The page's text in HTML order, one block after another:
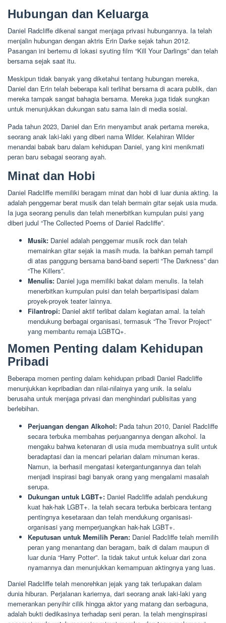
Hubungan dan Keluarga
Daniel Radcliffe dikenal sangat menjaga privasi hubungannya. Ia telah
menjalin hubungan dengan aktris Erin Darke sejak tahun 2012.
Pasangan ini bertemu di lokasi syuting film “Kill Your Darlings” dan telah
bersama sejak saat itu.
Meskipun tidak banyak yang diketahui tentang hubungan mereka,
Daniel dan Erin telah beberapa kali terlihat bersama di acara publik, dan
mereka tampak sangat bahagia bersama. Mereka juga tidak sungkan
untuk menunjukkan dukungan satu sama lain di media sosial.
Pada tahun 2023, Daniel dan Erin menyambut anak pertama mereka,
seorang anak laki-laki yang diberi nama Wilder. Kelahiran Wilder
menandai babak baru dalam kehidupan Daniel, yang kini menikmati
peran baru sebagai seorang ayah.
Minat dan Hobi
Daniel Radcliffe memiliki beragam minat dan hobi di luar dunia akting. Ia
adalah penggemar berat musik dan telah bermain gitar sejak usia muda.
Ia juga seorang penulis dan telah menerbitkan kumpulan puisi yang
diberi judul “The Collected Poems of Daniel Radcliffe”.
Musik: Daniel adalah penggemar musik rock dan telah
memainkan gitar sejak ia masih muda. Ia bahkan pernah tampil
di atas panggung bersama band-band seperti “The Darkness” dan
“The Killers”.
Menulis: Daniel juga memiliki bakat dalam menulis. Ia telah
menerbitkan kumpulan puisi dan telah berpartisipasi dalam
proyek-proyek teater lainnya.
Filantropi: Daniel aktif terlibat dalam kegiatan amal. Ia telah
mendukung berbagai organisasi, termasuk “The Trevor Project”
yang membantu remaja LGBTQ+.
Momen Penting dalam Kehidupan
Pribadi
Beberapa momen penting dalam kehidupan pribadi Daniel Radcliffe
menunjukkan kepribadian dan nilai-nilainya yang unik. Ia selalu
berusaha untuk menjaga privasi dan menghindari publisitas yang
berlebihan.
Perjuangan dengan Alkohol: Pada tahun 2010, Daniel Radcliffe
secara terbuka membahas perjuangannya dengan alkohol. Ia
mengaku bahwa ketenaran di usia muda membuatnya sulit untuk
beradaptasi dan ia mencari pelarian dalam minuman keras.
Namun, ia berhasil mengatasi ketergantungannya dan telah
menjadi inspirasi bagi banyak orang yang mengalami masalah
serupa.
Dukungan untuk LGBT+: Daniel Radcliffe adalah pendukung
kuat hak-hak LGBT+. Ia telah secara terbuka berbicara tentang
pentingnya kesetaraan dan telah mendukung organisasi-
organisasi yang memperjuangkan hak-hak LGBT+.
Keputusan untuk Memilih Peran: Daniel Radcliffe telah memilih
peran yang menantang dan beragam, baik di dalam maupun di
luar dunia “Harry Potter”. Ia tidak takut untuk keluar dari zona
nyamannya dan menunjukkan kemampuan aktingnya yang luas.
Daniel Radcliffe telah menorehkan jejak yang tak terlupakan dalam
dunia hiburan. Perjalanan kariernya, dari seorang anak laki-laki yang
memerankan penyihir cilik hingga aktor yang matang dan serbaguna,
adalah bukti dedikasinya terhadap seni peran. Ia telah menginspirasi